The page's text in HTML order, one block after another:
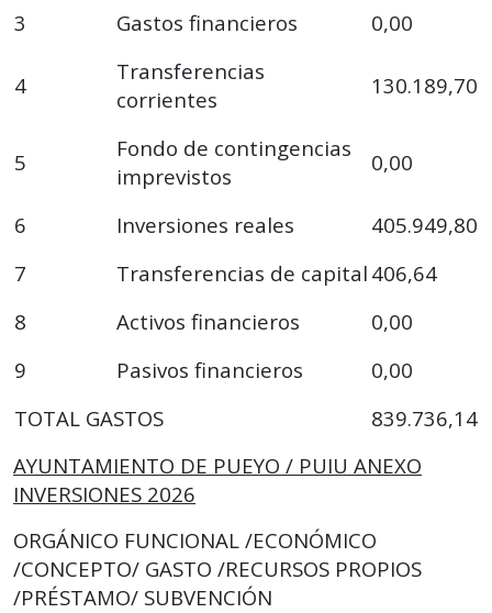
3 Gastos financieros 0,00
4
Transferencias
corrientes
130.189,70
5
Fondo de contingencias
imprevistos
0,00
6 Inversiones reales
405.949,80
7
Transferencias de capital 406,64
8
Activos financieros
0,00
9
Pasivos financieros
0,00
TOTAL GASTOS
839.736,14
AYUNTAMIENTO DE PUEYO / PUIU ANEXO
INVERSIONES 2026
ORGÁNICO FUNCIONAL /ECONÓMICO
/CONCEPTO/ GASTO /RECURSOS PROPIOS
/PRÉSTAMO/ SUBVENCIÓN